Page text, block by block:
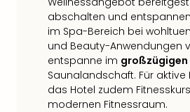
abschalten und
im Spa-Bereich bei
und Beauty-Anwendungen
entspanne im großzügigen
Saunalandschaft. Für aktive
das Hotel zudem
modernen Fitnessraum.